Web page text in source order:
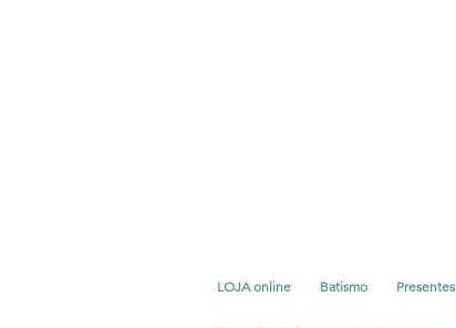
LOJA online Batismo Presentes